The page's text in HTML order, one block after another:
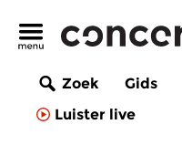
Zoek Gids
Luister live